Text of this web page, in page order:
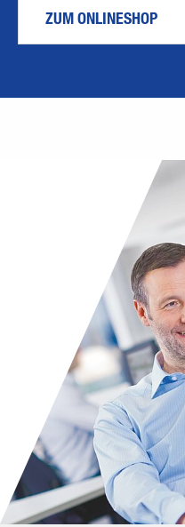
ZUM ONLINESHOP